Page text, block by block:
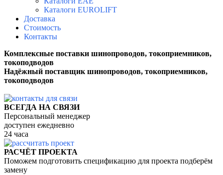
Каталоги EUROLIFT
Доставка
Стоимость
Контакты
Комплексные поставки шинопроводов, токоприемников,
токоподводов
Надёжный поставщик шинопроводов, токоприемников,
токоподводов
ВСЕГДА НА СВЯЗИ
Персональный менеджер
доступен ежедневно
24 часа
РАСЧЁТ ПРОЕКТА
Поможем подготовить спецификацию для проекта подберём
замену